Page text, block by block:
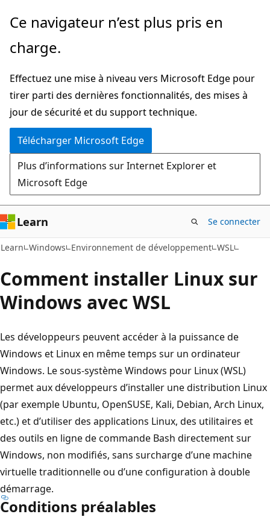
Passer
directement
au
principal
Ce navigateur n’est plus pris en
charge.
Effectuez une mise à niveau vers Microsoft Edge pour
tirer parti des dernières fonctionnalités, des mises à
jour de sécurité et du support technique.
Télécharger Microsoft Edge
Plus d’informations sur Internet Explorer et
Microsoft Edge
Learn Se connecter
Learn Windows Environnement de développement WSL
Comment installer Linux sur
Windows avec WSL
Les développeurs peuvent accéder à la puissance de
Windows et Linux en même temps sur un ordinateur
Windows. Le sous-système Windows pour Linux (WSL)
permet aux développeurs d’installer une distribution Linux
(par exemple Ubuntu, OpenSUSE, Kali, Debian, Arch Linux,
etc.) et d’utiliser des applications Linux, des utilitaires et
des outils en ligne de commande Bash directement sur
Windows, non modifiés, sans surcharge d’une machine
virtuelle traditionnelle ou d’une configuration à double
démarrage.
Conditions préalables